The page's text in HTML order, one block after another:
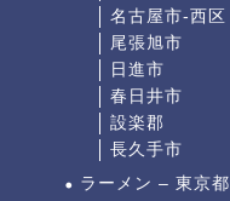
名古屋市-西区
尾張旭市
日進市
春日井市
設楽郡
長久手市
ラーメン – 東京都